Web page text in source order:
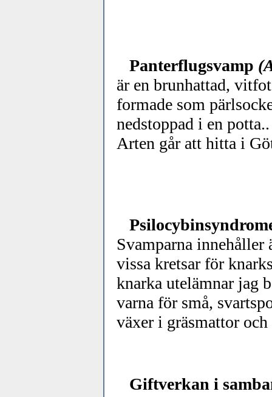
Panterflugsvamp
är en brunhattad,
formade som
nedstoppad i en
Arten går att hitta i
Svamparna
vissa kretsar för
knarka utelämnar jag
varna för små,
växer i gräsmattor
Giftverkan i